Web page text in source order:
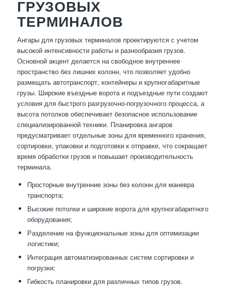
ГРУЗОВЫХ
ТЕРМИНАЛОВ
Ангары для грузовых терминалов проектируются с учетом
высокой интенсивности работы и разнообразия грузов.
Основной акцент делается на свободное внутреннее
пространство без лишних колонн, что позволяет удобно
размещать автотранспорт, контейнеры и крупногабаритные
грузы. Широкие въездные ворота и подъездные пути создают
условия для быстрого разгрузочно-погрузочного процесса, а
высота потолков обеспечивает безопасное использование
специализированной техники. Планировка ангаров
предусматривает отдельные зоны для временного хранения,
сортировки, упаковки и подготовки к отправке, что сокращает
время обработки грузов и повышает производительность
терминала.
Просторные внутренние зоны без колонн для маневра
транспорта;
Высокие потолки и широкие ворота для крупногабаритного
оборудования;
Разделение на функциональные зоны для оптимизации
логистики;
Интеграция автоматизированных систем сортировки и
погрузки;
Гибкость планировки для различных типов грузов.